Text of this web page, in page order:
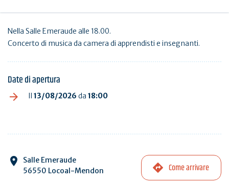
Nella Salle Emeraude alle 18.00.
Concerto di musica da camera di apprendisti e insegnanti.
Date di apertura
Il 13/08/2026 da 18:00
Salle Emeraude
56550 Locoal-Mendon
Come arrivare